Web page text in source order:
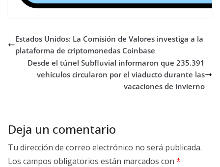
Estados Unidos: La Comisión de Valores investiga a la
plataforma de criptomonedas Coinbase
Desde el túnel Subfluvial informaron que 235.391
vehículos circularon por el viaducto durante las
vacaciones de invierno
Deja un comentario
Tu dirección de correo electrónico no será publicada.
Los campos obligatorios están marcados con *